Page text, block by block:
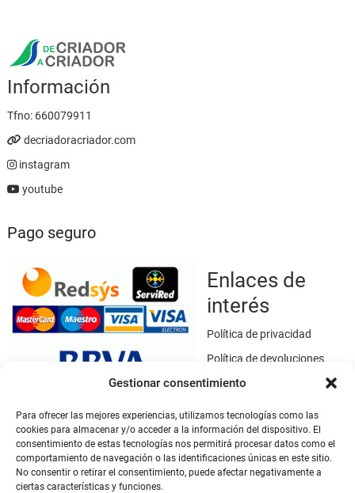
Gestionar consentimiento
Para ofrecer las mejores experiencias, utilizamos tecnologías como las
cookies para almacenar y/o acceder a la información del dispositivo. El
consentimiento de estas tecnologías nos permitirá procesar datos como el
comportamiento de navegación o las identificaciones únicas en este sitio.
No consentir o retirar el consentimiento, puede afectar negativamente a
ciertas características y funciones.
Información
Tfno: 660079911
decriadoracriador.com
instagram
youtube
Pago seguro
Enlaces de
interés
Política de privacidad
Política de devoluciones
Política de cookies
Términos y condiciones
Aviso legal
Este sitio web utiliza SSL / TLS como medio de seguridad para el
cifrado de datos.